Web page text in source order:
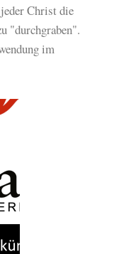
Christ die
"durchgraben".
im